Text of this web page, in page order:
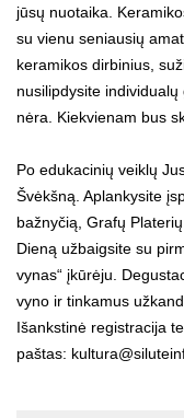
jūsų nuotaika.
su vienu seniausių
keramikos dirbinius,
nusilipdysite
nėra. Kiekvienam bus
Po edukacinių veiklų
Švėkšną. Aplankysite
bažnyčią, Grafų
Dieną užbaigsite su
vynas“ įkūrėju.
vyno ir tinkamus
Išankstinė registracija
paštas: